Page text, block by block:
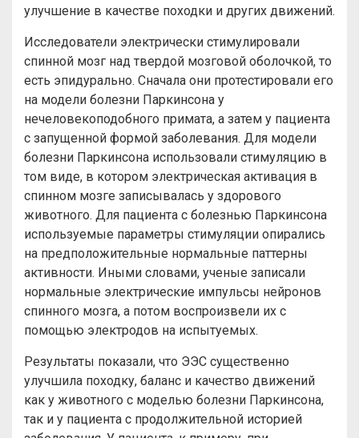
улучшение в качестве походки и других движений.
Исследователи электрически стимулировали
спинной мозг над твердой мозговой оболочкой, то
есть эпидурально. Сначала они протестировали его
на модели болезни Паркинсона у
нечеловекоподобного примата, а затем у пациента
с запущенной формой заболевания. Для модели
болезни Паркинсона использовали стимуляцию в
том виде, в котором электрическая активация в
спинном мозге записывалась у здорового
животного. Для пациента с болезнью Паркинсона
используемые параметры стимуляции опирались
на предположительные нормальные паттерны
активности. Иными словами, ученые записали
нормальные электрические импульсы нейронов
спинного мозга, а потом воспроизвели их с
помощью электродов на испытуемых.
Результаты показали, что ЭЭС существенно
улучшила походку, баланс и качество движений
как у животного с моделью болезни Паркинсона,
так и у пациента с продолжительной историей